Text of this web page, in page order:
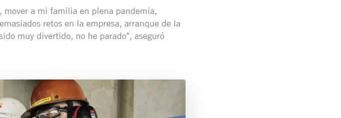
a mi familia en plena pandemia,
retos en la empresa, arranque de la
muy divertido, no he parado", aseguró